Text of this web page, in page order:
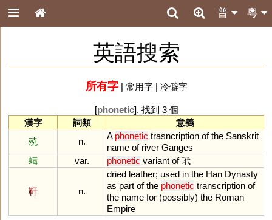
粵
普
英語搜索
所有字| 常用字| 冷僻字
[phonetic], 找到 3 個
漢字
詞類
意義
殑
n.
A phonetic trasncription of the Sanskrit
name of river Ganges
蝳
var. phonetic variant of玳
靬 n.
dried leather; used in the Han Dynasty
as part of the phonetic transcription of
the name for (possibly) the Roman
Empire